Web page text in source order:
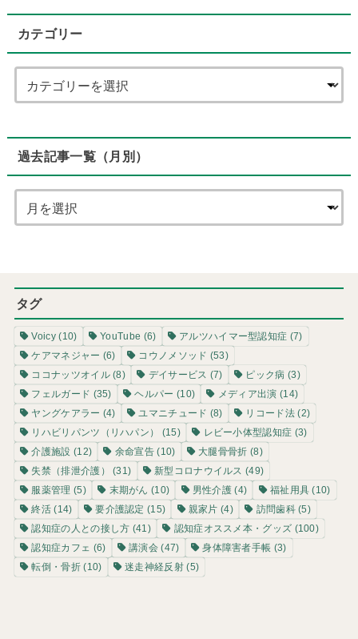
カテゴリー
過去記事一覧（月別）
タグ
Voicy(10) YouTube (6) アルツハイマー型認知症 (7)
ケアマネジャー (6) コウノメソッド (53)
ココナッツオイル(8) デイサービス (7) ピック病 (3)
フェルガード (35) ヘルパー (10) メディア出演 (14)
ヤングケアラー (4) ユマニチュード (8) リコード法(2)
リハビリパンツ（リハパン）
(15) レビー小体型認知症 (3)
介護施設 (12) 余命宣告 (10) 大腿骨骨折 (8)
失禁（排泄介護）
(31) 新型コロナウイルス (49)
服薬管理 (5) 末期がん (10) 男性介護 (4) 福祉用具 (10)
終活 (14) 要介護認定 (15) 親家片 (4) 訪問歯科(5)
認知症の人との接し方 (41) 認知症オススメ本・グッズ (100)
認知症カフェ (6) 講演会 (47) 身体障害者手帳 (3)
転倒・骨折(10) 迷走神経反射(5)